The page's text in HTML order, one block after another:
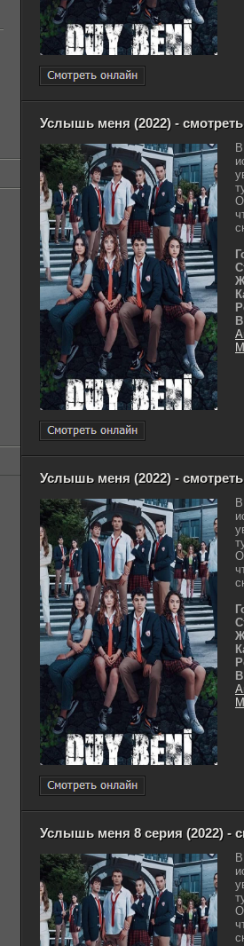
Услышь меня (2022) -
Услышь меня (2022) -
Услышь меня 8 серия (2022) -